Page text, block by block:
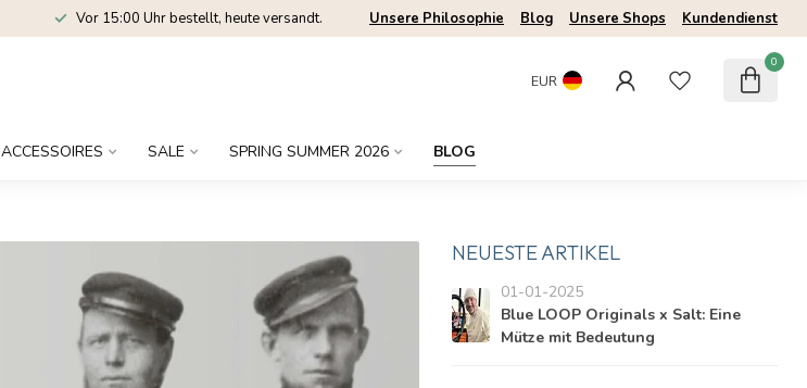
Vor 15:00 Uhr bestellt, heute versandt. Unsere Philosophie Blog Unsere Shops Kundendienst
EUR
0
ACCESSOIRES SALE SPRING SUMMER 2026 BLOG
NEUESTE ARTIKEL
01-01-2025
Blue LOOP Originals x Salt: Eine
Mütze mit Bedeutung